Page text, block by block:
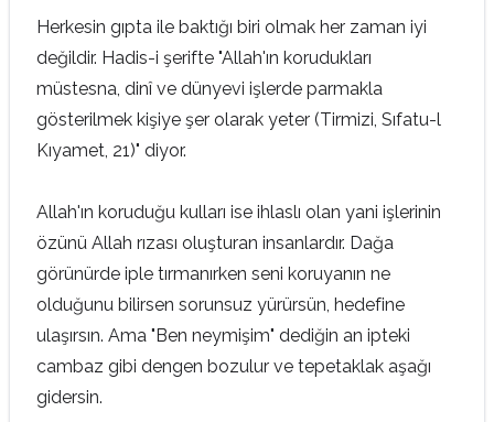
Herkesin gıpta ile baktığı biri olmak her zaman iyi
değildir. Hadis-i şerifte "Allah'ın korudukları
müstesna, dinî ve dünyevi işlerde parmakla
gösterilmek kişiye şer olarak yeter (Tirmizi, Sıfatu-l
Kıyamet, 21)" diyor.
Allah'ın koruduğu kulları ise ihlaslı olan yani işlerinin
özünü Allah rızası oluşturan insanlardır. Dağa
görünürde iple tırmanırken seni koruyanın ne
olduğunu bilirsen sorunsuz yürürsün, hedefine
ulaşırsın. Ama "Ben neymişim" dediğin an ipteki
cambaz gibi dengen bozulur ve tepetaklak aşağı
gidersin.